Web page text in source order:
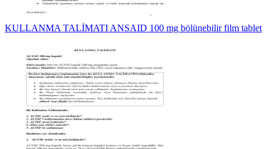
KULLANMA TALİMATI ANSAID 100 mg bölünebilir film tablet